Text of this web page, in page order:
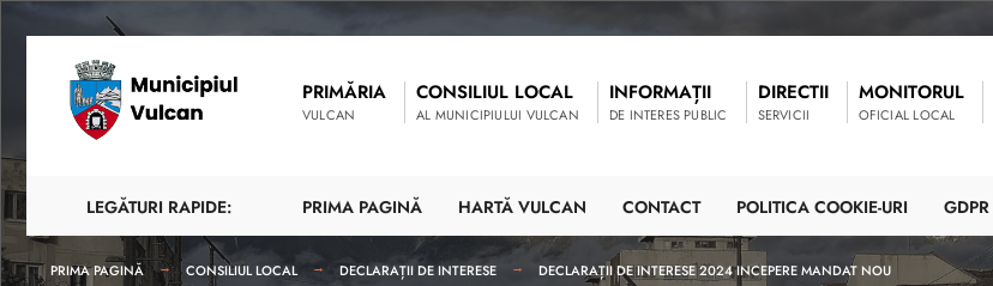
PRIMĂRIA
VULCAN
CONSILIUL LOCAL
AL MUNICIPIULUI VULCAN
INFORMAȚII
DE INTERES PUBLIC
DIRECTII
SERVICII
MONITORUL
OFICIAL LOCAL
LEGĂTURI RAPIDE: PRIMA PAGINĂ HARTĂ VULCAN CONTACT POLITICA COOKIE-URI GDPR
PRIMA PAGINĂ CONSILIUL LOCAL DECLARAȚII DE INTERESE DECLARAȚII DE INTERESE 2024 INCEPERE MANDAT NOU